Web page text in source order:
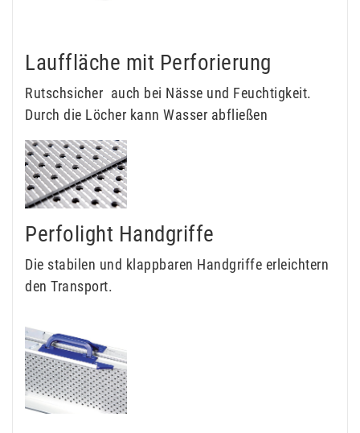
Lauffläche mit Perforierung
Rutschsicher  auch bei Nässe und Feuchtigkeit.
Durch die Löcher kann Wasser abfließen
Perfolight Handgriffe
Die stabilen und klappbaren Handgriffe erleichtern
den Transport.